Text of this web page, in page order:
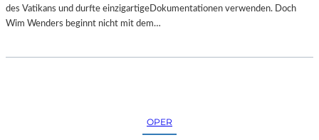
des Vatikans und durfte einzigartigeDokumentationen verwenden. Doch
Wim Wenders beginnt nicht mit dem…
OPER